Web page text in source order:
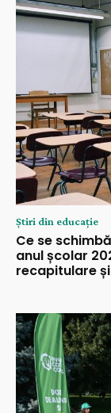
Știri din educație
Ce se
anul școlar
recapitulare